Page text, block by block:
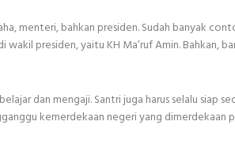
menteri, bahkan presiden. Sudah banyak
presiden, yaitu KH Ma’ruf Amin. Bahkan,
dan mengaji. Santri juga harus selalu siap
kemerdekaan negeri yang dimerdekaan